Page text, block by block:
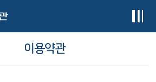
이용약관